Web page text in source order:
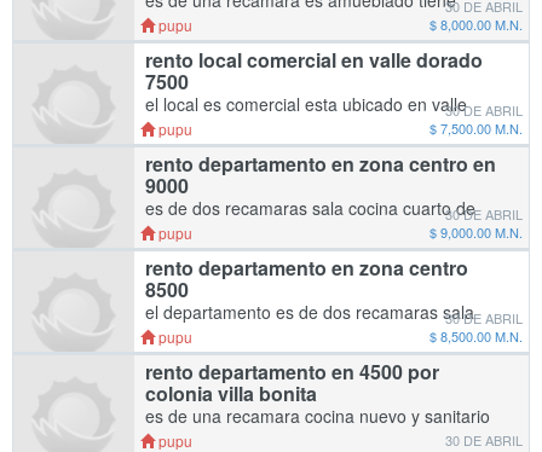
cocina sanitario cama cobijas cortinas
microondas television plasma licuadora
utencilios lavadora secadora y
estacionamiento es en ensenada
pupu
30 DE ABRIL
$ 8,000.00 M.N.
rento local comercial en valle dorado
7500
el local es comercial esta ubicado en valle
dorado
pupu
30 DE ABRIL
$ 7,500.00 M.N.
rento departamento en zona centro en
9000
es de dos recamaras sala cocina cuarto de
lavar closet es muy amplio es en zona centro
zona tranquila es en primer piso
pupu
30 DE ABRIL
$ 9,000.00 M.N.
rento departamento en zona centro
8500
el departamento es de dos recamaras sala
cocina cuarto de lavar es en ensenada es muy
amplio esta ubicado x central camionera abc
zona centro
pupu
30 DE ABRIL
$ 8,500.00 M.N.
rento departamento en 4500 por
colonia villa bonita
es de una recamara cocina nuevo y sanitario
adentro
pupu 30 DE ABRIL